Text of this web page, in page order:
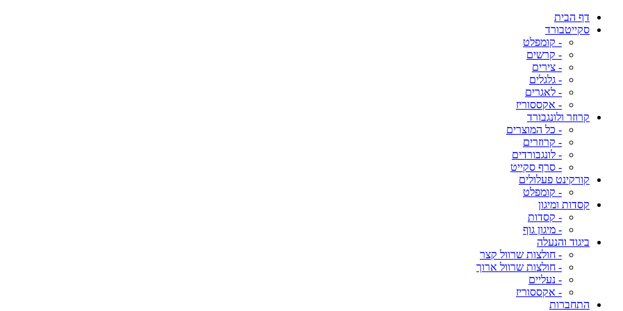
דף הבית
סקייטבורד
- קומפלט
- קרשים
- צירים
- גלגלים
- לאגרים
- אקססוריז
קרוזר ולונגבורד
- כל המוצרים
- קרוזרים
- לונגבורדים
- סרף סקייט
קורקינט פעלולים
- קומפלט
קסדות ומיגון
- קסדות
- מיגון גוף
ביגוד והנעלה
- חולצות שרוול קצר
- חולצות שרוול ארוך
- נעליים
- אקססוריז
התחברות